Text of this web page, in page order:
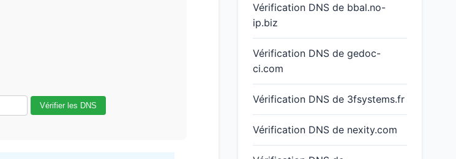
Vérifier les DNS
Vérification DNS de bbal.no-
ip.biz
Vérification DNS de gedoc-
ci.com
Vérification DNS de 3fsystems.fr
Vérification DNS de nexity.com